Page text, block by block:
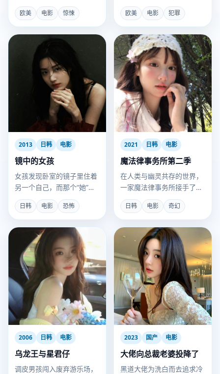
杀死自己前妻的故事。
欧美 电影 惊悚
每一句话都成了破绽。
欧美 电影 犯罪
2013 日韩 电影
镜中的女孩
女孩发现卧室的镜子里住着
另一个自己，而那个“她”正
在一步步取代真实世界。
日韩 电影 恐怖
2021 日韩 电影
魔法律事务所第二季
在人类与幽灵共存的世界，
一家魔法律事务所接手了前
所未有的棘手委托：起诉“神
明”。
日韩 电影 奇幻
2006 日韩 电影
乌龙王与星君仔
调皮男孩闯入废弃游乐场，
2023 国产 电影
大佬向总裁老婆投降了
黑道大佬为洗白而去追求冷